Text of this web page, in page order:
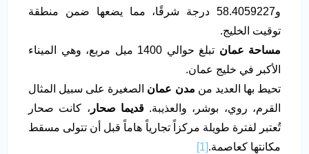
و58.4059227 درجة شرقًا، مما يضعها ضمن منطقة
توقيت الخليج.
مساحة عمان
تبلغ حوالي 1400 ميل مربع، وهي الميناء
الأكبر في خليج عمان.
تحيط بها العديد من مدن عمان الصغيرة على سبيل المثال
القرم، روي، بوشر، والعذيبة.قديما صحار ، كانت صحار
تُعتبر لفترة طويلة مركزاً تجارياً هاماً قبل أن تتولى مسقط
مكانتها كعاصمة.[1]